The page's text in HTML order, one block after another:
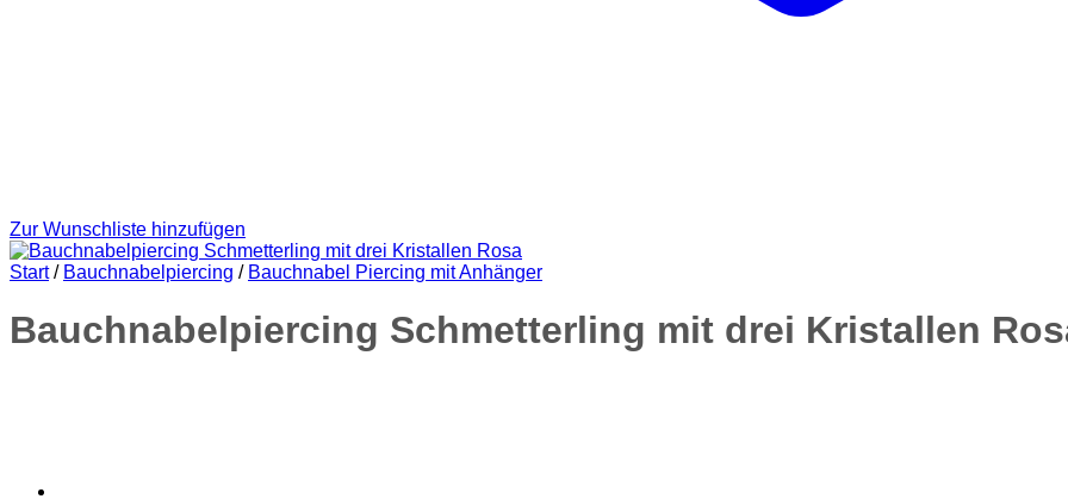
Zur Wunschliste hinzufügen
Start / Bauchnabelpiercing / Bauchnabel Piercing mit Anhänger
Bauchnabelpiercing Schmetterling mit drei Kristallen